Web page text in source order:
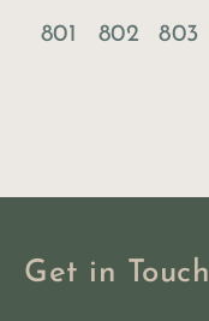
801 802 803
Get in Touch